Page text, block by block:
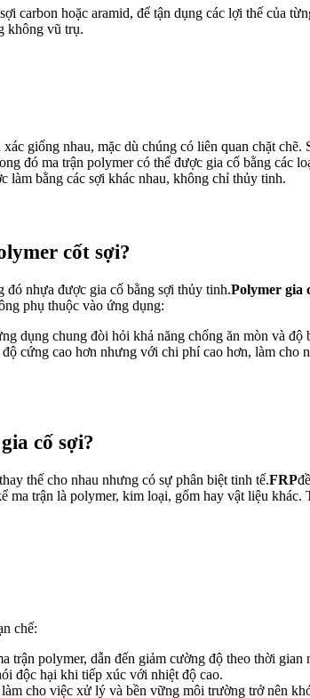
carbon hoặc aramid, để tận dụng các lợi thế của
không vũ trụ.
giống nhau, mặc dù chúng có liên quan chặt
đó ma trận polymer có thể được gia cố bằng các
làm bằng các sợi khác nhau, không chỉ thủy tinh.
cốt sợi?
đó nhựa được gia cố bằng sợi thủy tinh.Polymer gia
phụ thuộc vào ứng dụng:
dụng chung đòi hỏi khả năng chống ăn mòn và độ
cứng cao hơn nhưng với chi phí cao hơn, làm cho
cố sợi?
thế cho nhau nhưng có sự phân biệt tinh tế.FRP
ma trận là polymer, kim loại, gốm hay vật liệu
chế:
trận polymer, dẫn đến giảm cường độ theo thời
độc hại khi tiếp xúc với nhiệt độ cao.
cho việc xử lý và bền vững môi trường trở nên